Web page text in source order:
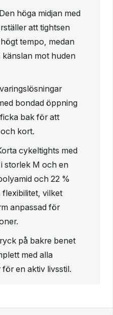
Den höga midjan med
att tightsen
tempo, medan
känslan mot huden
bondad öppning
bak för att
kort.
cykeltights med
storlek M och en
och 22 %
vilket
anpassad för
på bakre benet
med alla
en aktiv livsstil.